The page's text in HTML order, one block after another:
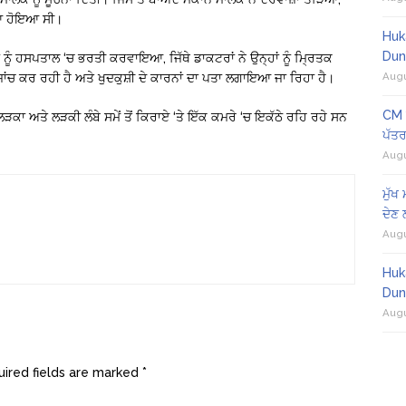
ਹੋਇਆ ਸੀ।
ਹਸਪਤਾਲ ‘ਚ ਭਰਤੀ ਕਰਵਾਇਆ, ਜਿੱਥੇ ਡਾਕਟਰਾਂ ਨੇ ਉਨ੍ਹਾਂ ਨੂੰ ਮ੍ਰਿਤਕ
ਕਰ ਰਹੀ ਹੈ ਅਤੇ ਖੁਦਕੁਸ਼ੀ ਦੇ ਕਾਰਨਾਂ ਦਾ ਪਤਾ ਲਗਾਇਆ ਜਾ ਰਿਹਾ ਹੈ।
ਅਤੇ ਲੜਕੀ ਲੰਬੇ ਸਮੇਂ ਤੋਂ ਕਿਰਾਏ ‘ਤੇ ਇੱਕ ਕਮਰੇ ‘ਚ ਇਕੱਠੇ ਰਹਿ ਰਹੇ ਸਨ
fields are marked *
CM
ਮੁੱਖ
ਦੇਣ